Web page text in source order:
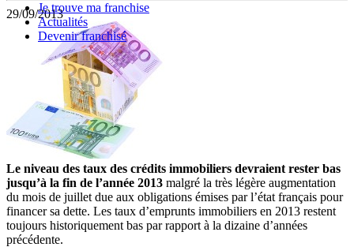
Je trouve ma franchise
Actualités
Devenir franchisé
29/09/2013
Le niveau des taux des crédits immobiliers devraient rester bas
jusqu’à la fin de l’année 2013 malgré la très légère augmentation
du mois de juillet due aux obligations émises par l’état français pour
financer sa dette. Les taux d’emprunts immobiliers en 2013 restent
toujours historiquement bas par rapport à la dizaine d’années
précédente.